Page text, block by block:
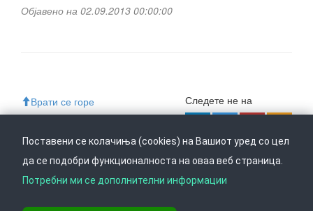
Објавено на 02.09.2013 00:00:00
Врати се горе Следете не на
Ул. Даме Груев 14, Катна гаража Беко на 1-виот кат, 1000 Скопје,
Тел: +389 2 3103 601 (641), Факс: +389 2 3137 149 |
Поставени се колачиња (cookies) на Вашиот уред со цел
да се подобри функционалноста на оваа веб страница.
Потребни ми се дополнителни информации